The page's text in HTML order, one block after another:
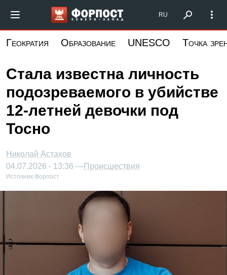
основному
Форпост Северо-Запад
RU
Геократия Образование UNESCO Точка
Стала известна личность
подозреваемого в убийстве
12-летней девочки под
Тосно
Николай Астахов
04.07.2026 - 13:36 —Происшествия
Источник:Форпост